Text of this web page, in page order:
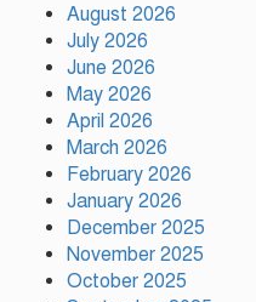
August 2026
July 2026
June 2026
May 2026
April 2026
March 2026
February 2026
January 2026
December 2025
November 2025
October 2025